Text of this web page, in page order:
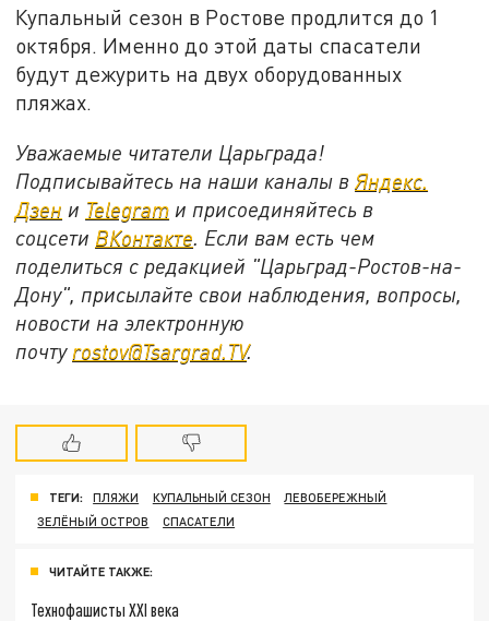
Купальный сезон в Ростове продлится до 1
октября. Именно до этой даты спасатели
будут дежурить на двух оборудованных
пляжах.
Уважаемые читатели Царьграда!
Подписывайтесь на наши каналы в Яндекс.
Дзен и Telegram и присоединяйтесь в
соцсети ВКонтакте . Если вам есть чем
поделиться с редакцией "Царьград-Ростов-на-
Дону", присылайте свои наблюдения, вопросы,
новости на электронную
почту rostov@Tsargrad.ТV.
ТЕГИ: ПЛЯЖИ КУПАЛЬНЫЙ СЕЗОН
ЛЕВОБЕРЕЖНЫЙ
ЗЕЛЁНЫЙ ОСТРОВ
СПАСАТЕЛИ
ЧИТАЙТЕ ТАКЖЕ:
Технофашисты XXI века